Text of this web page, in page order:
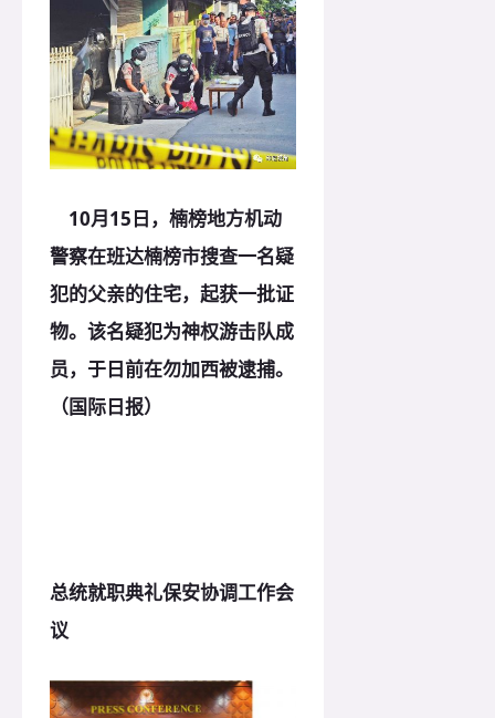
10月15日，楠榜地方机动
警察在班达楠榜市搜查一名疑
犯的父亲的住宅，起获一批证
物。该名疑犯为神权游击队成
员，于日前在勿加西被逮捕。
（国际日报）
总统就职典礼保安协调工作会
议